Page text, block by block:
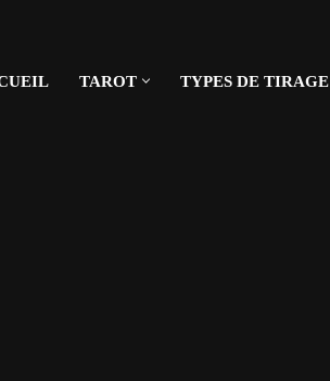
TAROT TYPES DE TIRAGE